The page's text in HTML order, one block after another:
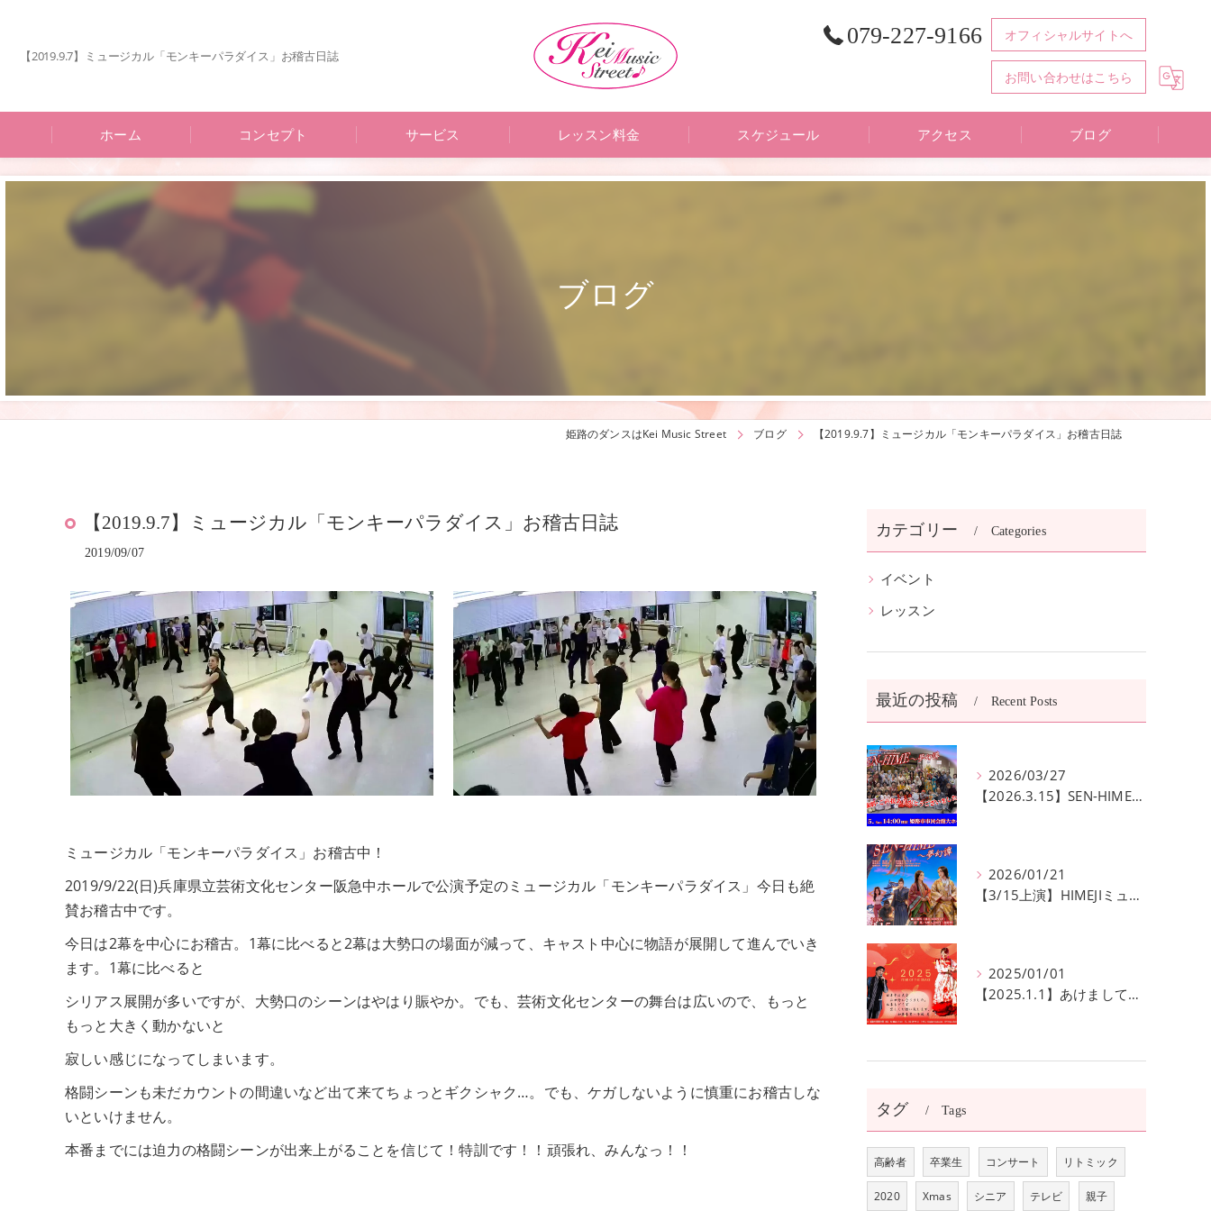
【2019.9.7】ミュージカル「モンキーパラダイス」お稽古日誌
079-227-9166 オフィシャルサイトへ
お問い合わせはこちら
ホーム コンセプト サービス レッスン料金 スケジュール アクセス ブログ
ブログ
姫路のダンスはKei Music Street ブログ 【2019.9.7】ミュージカル「モンキーパラダイス」お稽古日誌
【2019.9.7】ミュージカル「モンキーパラダイス」お稽古日誌
2019/09/07
ミュージカル「モンキーパラダイス」お稽古中！
2019/9/22(日)兵庫県立芸術文化センター阪急中ホールで公演予定のミュージカル「モンキーパラダイス」今日も絶
賛お稽古中です。
今日は2幕を中心にお稽古。1幕に比べると2幕は大勢口の場面が減って、キャスト中心に物語が展開して進んでいき
ます。1幕に比べると
シリアス展開が多いですが、大勢口のシーンはやはり賑やか。でも、芸術文化センターの舞台は広いので、もっと
もっと大きく動かないと
寂しい感じになってしまいます。
格闘シーンも未だカウントの間違いなど出て来てちょっとギクシャク…。でも、ケガしないように慎重にお稽古しな
いといけません。
本番までには迫力の格闘シーンが出来上がることを信じて！特訓です！！頑張れ、みんなっ！！
カテゴリー Categories
イベント
レッスン
最近の投稿 Recent Posts
2026/03/27
【2026.3.15】SEN-HIME〜夢幻譚 公演無事終了
2026/01/21
【3/15上演】HIMEJIミュージカル20回記念公演！ 姫路の歴史と夢が交錯する『SEN-HIME〜夢幻譚』
2025/01/01
【2025.1.1】あけましておめでとうございます
タグ Tags
高齢者 卒業生 コンサート リトミック
2020 Xmas シニア テレビ 親子